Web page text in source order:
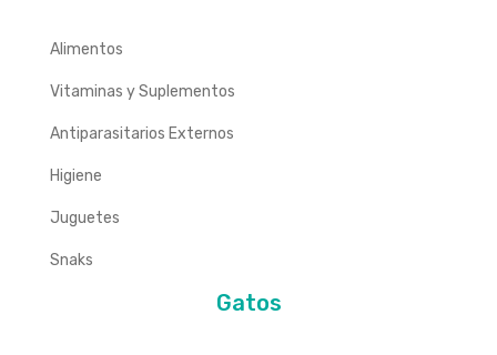
Alimentos
Vitaminas y Suplementos
Antiparasitarios Externos
Higiene
Juguetes
Snaks
Gatos